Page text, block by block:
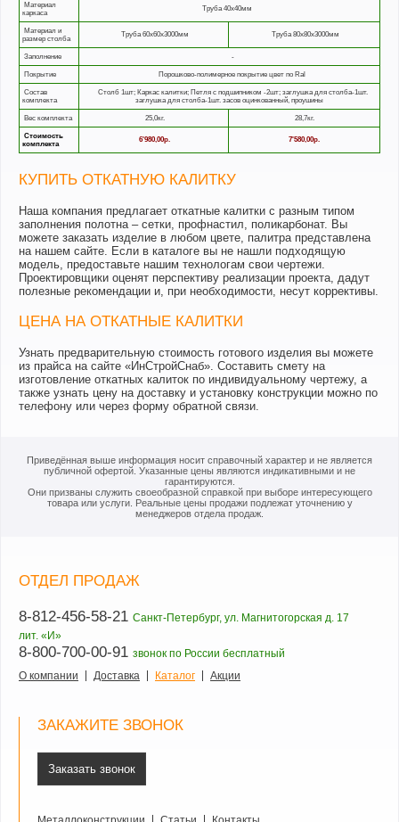
Материал
каркаса
Труба 40х40мм
Материал и
размер столба
Труба 60х60х3000мм Труба 80х80х3000мм
Заполнение -
Покрытие Порошково-полимерное покрытие цвет по Ral
Состав
комплекта
Столб 1шт; Каркас калитки; Петля с подшипником -2шт; заглушка для столба-1шт.
заглушка для столба-1шт. засов оцинкованный, проушины
Вес комплекта 25,0кг. 28,7кг.
Стоимость
комплекта
6'980,00р. 7'580,00р.
КУПИТЬ ОТКАТНУЮ КАЛИТКУ
Наша компания предлагает откатные калитки с разным типом
заполнения полотна – сетки, профнастил, поликарбонат. Вы
можете заказать изделие в любом цвете, палитра представлена
на нашем сайте. Если в каталоге вы не нашли подходящую
модель, предоставьте нашим технологам свои чертежи.
Проектировщики оценят перспективу реализации проекта, дадут
полезные рекомендации и, при необходимости, несут коррективы.
ЦЕНА НА ОТКАТНЫЕ КАЛИТКИ
Узнать предварительную стоимость готового изделия вы можете
из прайса на сайте «ИнСтройСнаб». Составить смету на
изготовление откатных калиток по индивидуальному чертежу, а
также узнать цену на доставку и установку конструкции можно по
телефону или через форму обратной связи.
Приведённая выше информация носит справочный характер и не является
публичной офертой. Указанные цены являются индикативными и не
гарантируются.
Они призваны служить своеобразной справкой при выборе интересующего
товара или услуги. Реальные цены продажи подлежат уточнению у
менеджеров отдела продаж.
ОТДЕЛ ПРОДАЖ
8-812-456-58-21 Санкт-Петербург, ул. Магнитогорская д. 17
лит. «И»
8-800-700-00-91 звонок по России бесплатный
О компании
Доставка Каталог Акции
ЗАКАЖИТЕ ЗВОНОК
Заказать звонок